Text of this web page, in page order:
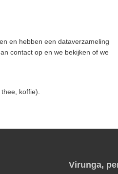
en hebben een dataverzameling
contact op en we bekijken of we
koffie).
Virunga,